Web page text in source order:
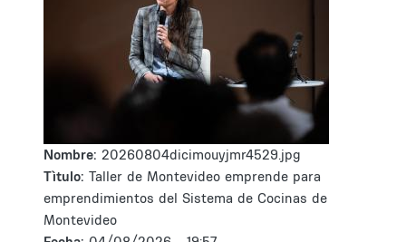
Nombre: 20260804dicimouyjmr4529.jpg
Tìtulo: Taller de Montevideo emprende para
emprendimientos del Sistema de Cocinas de
Montevideo